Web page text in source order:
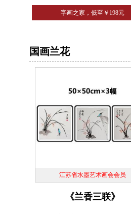
字画之家，低至￥198元
国画兰花
江苏省水墨艺术画会会员
《兰香三联》